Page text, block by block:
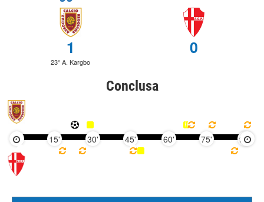
1
23° A. Kargbo
0
Conclusa
15' 30' 45' 60' 75' 90'